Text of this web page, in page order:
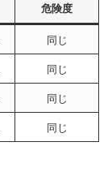
危険度
同じ
同じ
同じ
同じ